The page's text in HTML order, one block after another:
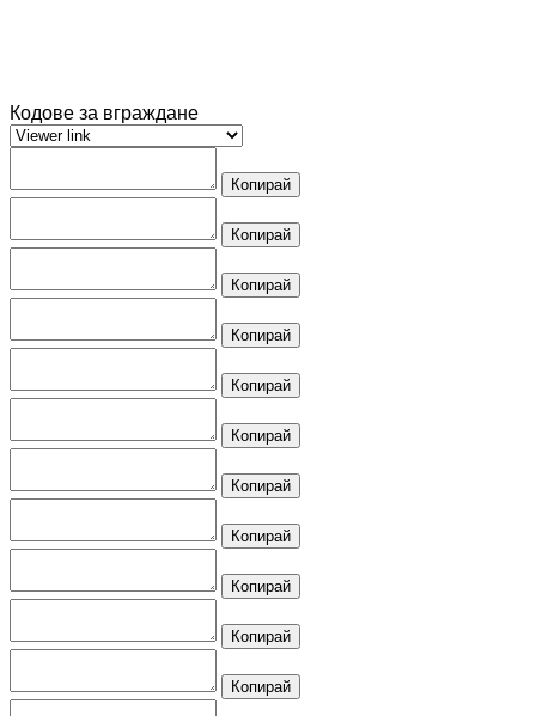
Кодове за вграждане
Копирай
Копирай
Копирай
Копирай
Копирай
Копирай
Копирай
Копирай
Копирай
Копирай
Копирай